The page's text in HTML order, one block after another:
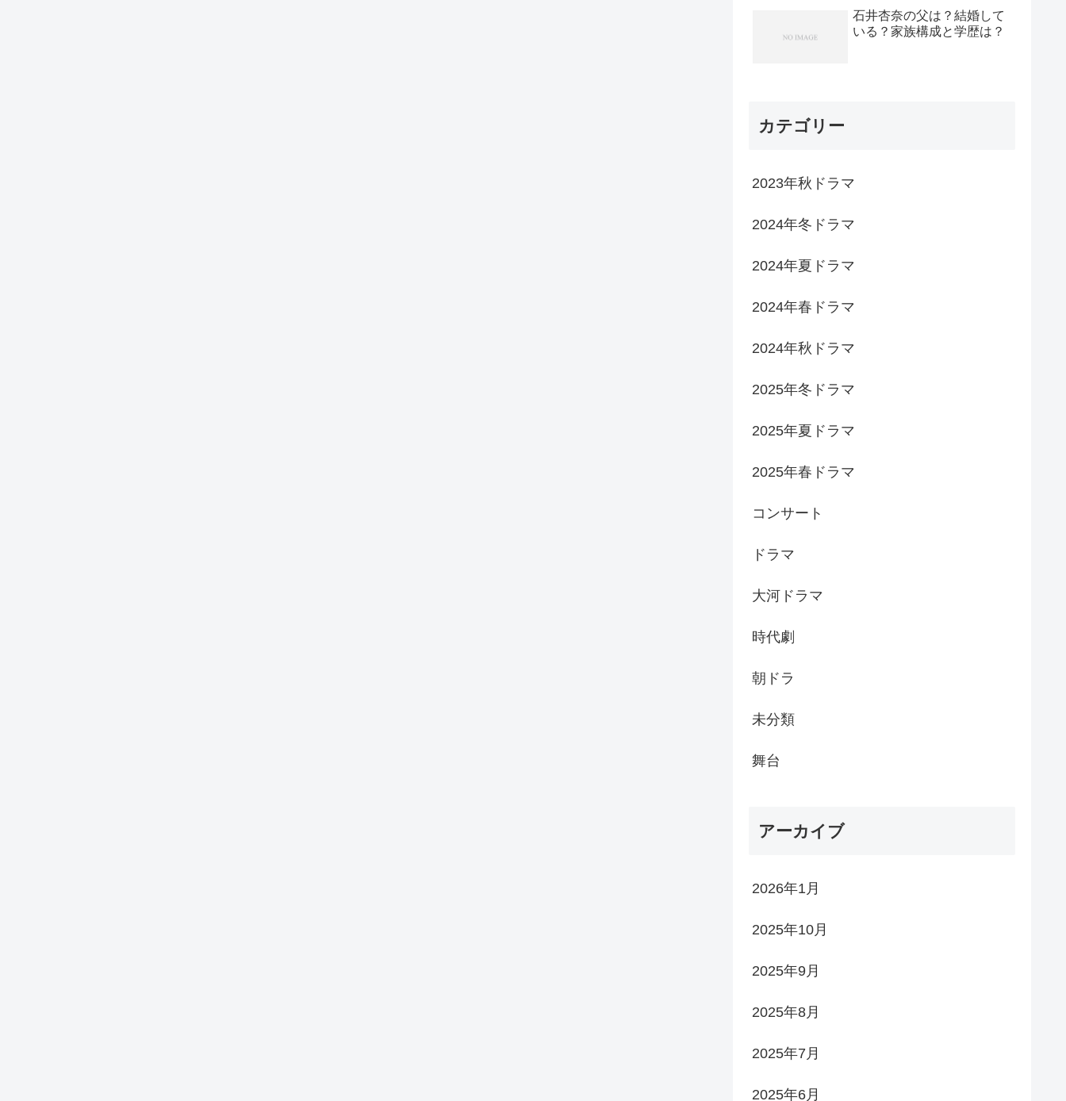
石井杏奈の父は？結婚して
いる？家族構成と学歴は？
カテゴリー
2023年秋ドラマ
2024年冬ドラマ
2024年夏ドラマ
2024年春ドラマ
2024年秋ドラマ
2025年冬ドラマ
2025年夏ドラマ
2025年春ドラマ
コンサート
ドラマ
大河ドラマ
時代劇
朝ドラ
未分類
舞台
アーカイブ
2026年1月
2025年10月
2025年9月
2025年8月
2025年7月
2025年6月